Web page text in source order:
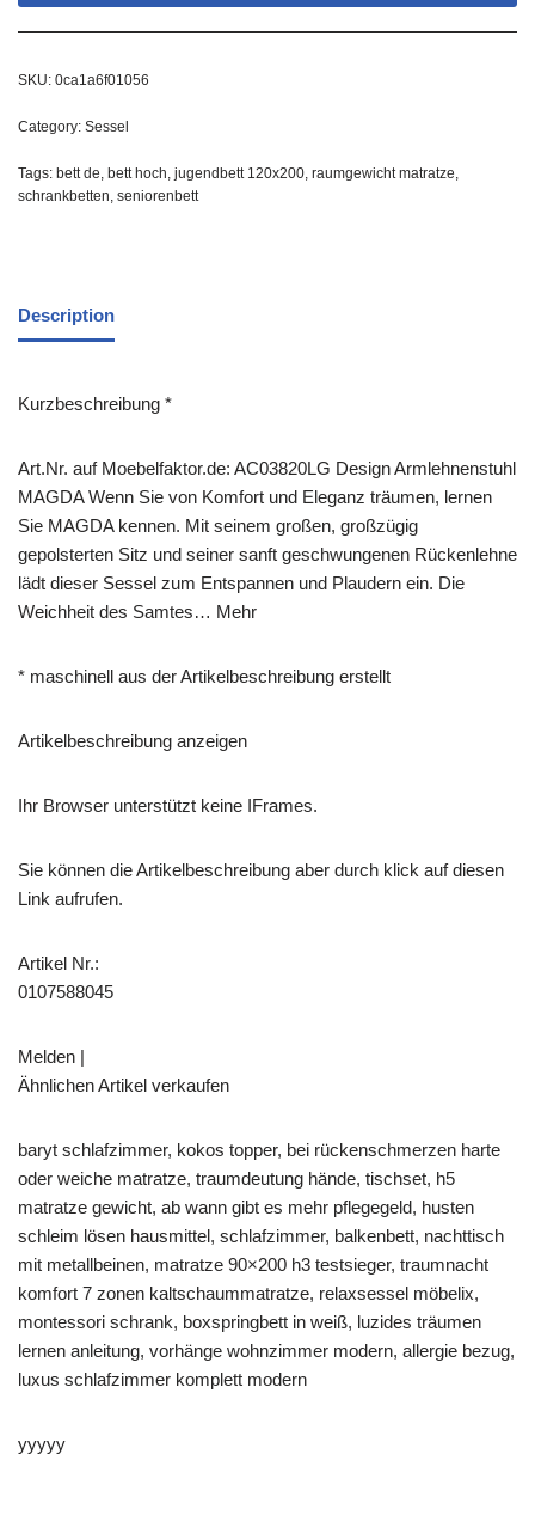
SKU: 0ca1a6f01056
Category: Sessel
Tags: bett de, bett hoch, jugendbett 120x200, raumgewicht matratze,
schrankbetten, seniorenbett
Description
Kurzbeschreibung *
Art.Nr. auf Moebelfaktor.de: AC03820LG Design Armlehnenstuhl
MAGDA Wenn Sie von Komfort und Eleganz träumen, lernen
Sie MAGDA kennen. Mit seinem großen, großzügig
gepolsterten Sitz und seiner sanft geschwungenen Rückenlehne
lädt dieser Sessel zum Entspannen und Plaudern ein. Die
Weichheit des Samtes… Mehr
* maschinell aus der Artikelbeschreibung erstellt
Artikelbeschreibung anzeigen
Ihr Browser unterstützt keine IFrames.
Sie können die Artikelbeschreibung aber durch klick auf diesen
Link aufrufen.
Artikel Nr.:
0107588045
Melden |
Ähnlichen Artikel verkaufen
baryt schlafzimmer, kokos topper, bei rückenschmerzen harte
oder weiche matratze, traumdeutung hände, tischset, h5
matratze gewicht, ab wann gibt es mehr pflegegeld, husten
schleim lösen hausmittel, schlafzimmer, balkenbett, nachttisch
mit metallbeinen, matratze 90×200 h3 testsieger, traumnacht
komfort 7 zonen kaltschaummatratze, relaxsessel möbelix,
montessori schrank, boxspringbett in weiß, luzides träumen
lernen anleitung, vorhänge wohnzimmer modern, allergie bezug,
luxus schlafzimmer komplett modern
yyyyy